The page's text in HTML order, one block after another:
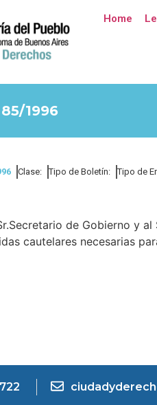
Home
1996
Clase: Tipo de Boletín: Tipo de
de Gobierno y
cautelares necesarias